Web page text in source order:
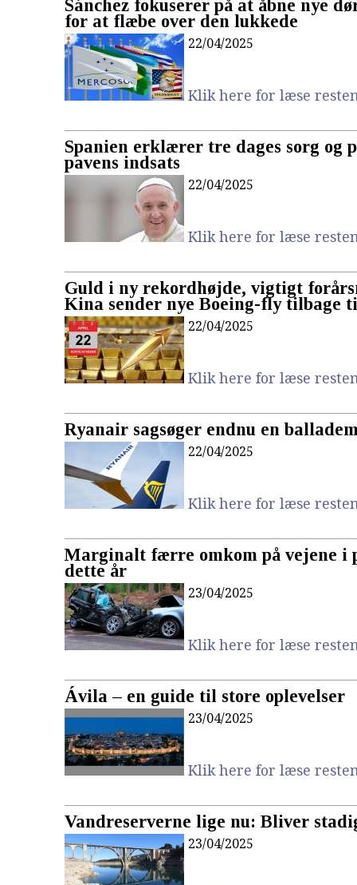
Sánchez fokuserer på at åbne nye
for at flæbe over den lukkede
22/04/2025
Klik here for læse
Spanien erklærer tre dages sorg og
pavens indsats
22/04/2025
Klik here for læse
Guld i ny rekordhøjde, vigtigt
Kina sender nye Boeing-fly tilbage
22/04/2025
Klik here for læse
Ryanair sagsøger endnu en
22/04/2025
Klik here for læse
Marginalt færre omkom på vejene i
dette år
23/04/2025
Klik here for læse
Ávila – en guide til store oplevelser
23/04/2025
Klik here for læse
Vandreserverne lige nu: Bliver
23/04/2025